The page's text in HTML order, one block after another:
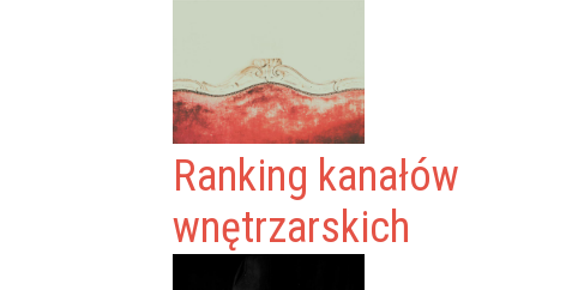
Ranking kanałów
wnętrzarskich